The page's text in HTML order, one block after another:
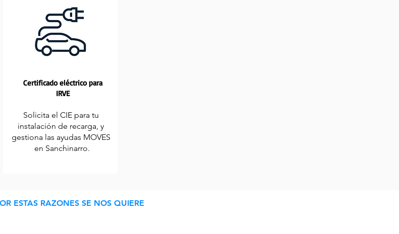
Certificado eléctrico para
IRVE
Solicita el CIE para tu
instalación de recarga, y
gestiona las ayudas MOVES
en Sanchinarro.
ESTAS RAZONES SE NOS QUIERE